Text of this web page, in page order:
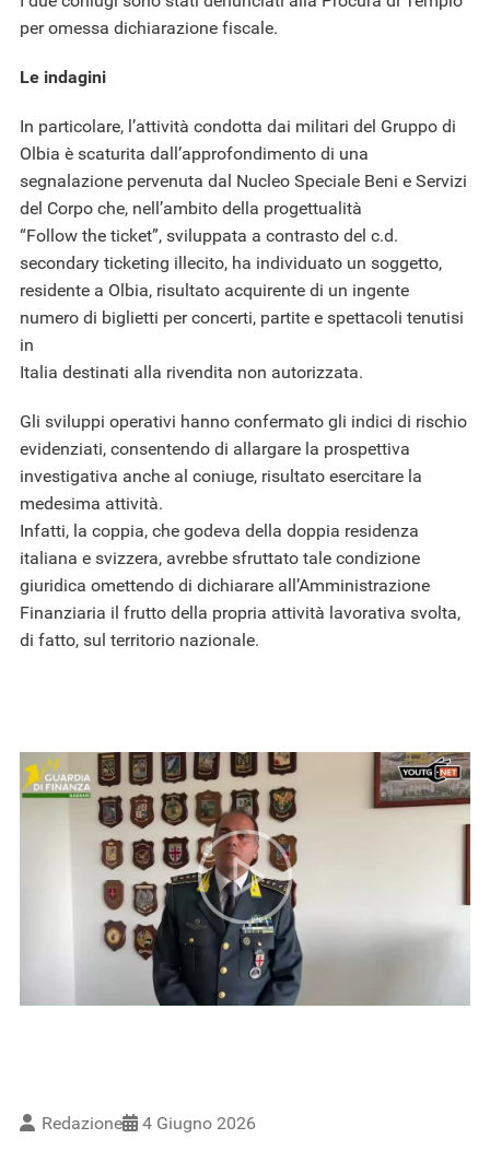
per omessa dichiarazione fiscale.
Le indagini
In particolare, l’attività condotta dai militari del Gruppo di
Olbia è scaturita dall’approfondimento di una
segnalazione pervenuta dal Nucleo Speciale Beni e Servizi
del Corpo che, nell’ambito della progettualità
“Follow the ticket”, sviluppata a contrasto del c.d.
secondary ticketing illecito, ha individuato un soggetto,
residente a Olbia, risultato acquirente di un ingente
numero di biglietti per concerti, partite e spettacoli tenutisi
in
Italia destinati alla rivendita non autorizzata.
Gli sviluppi operativi hanno confermato gli indici di rischio
evidenziati, consentendo di allargare la prospettiva
investigativa anche al coniuge, risultato esercitare la
medesima attività.
Infatti, la coppia, che godeva della doppia residenza
italiana e svizzera, avrebbe sfruttato tale condizione
giuridica omettendo di dichiarare all’Amministrazione
Finanziaria il frutto della propria attività lavorativa svolta,
di fatto, sul territorio nazionale.
Redazione 4 Giugno 2026